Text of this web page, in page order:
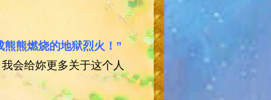
熊燃烧的地狱烈火！”
会给妳更多关于这个人